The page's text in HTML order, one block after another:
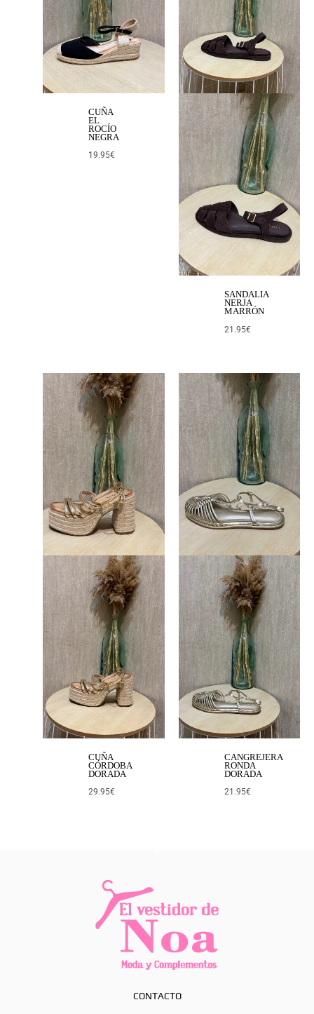
CUÑA
EL
ROCÍO
NEGRA
19.95€
SANDALIA
NERJA
MARRÓN
21.95€
CUÑA
CÓRDOBA
DORADA
29.95€
CANGREJERA
RONDA
DORADA
21.95€
CONTACTO